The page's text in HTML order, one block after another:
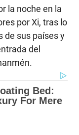
la noche en la
por Xi, tras lo
de sus países y
del